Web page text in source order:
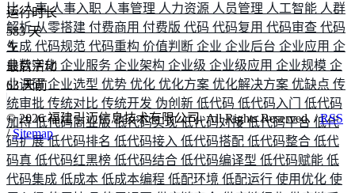
比人事人事入职 人事管理 人力资源 人员管理 人工智能 人群
解析从零搭建 付费商用 付费版 代码 代码复用 代码审查 代码
生成 代码规范 代码重构 价值判断 企业 企业后台 企业应用 企
业数字化 企业服务 企业架构 企业级 企业级应用 企业规模 企
业调研企业选型 优势 优化 优化方案 优化解决方案 优缺点 传
统审批 传统对比 传统开发 伪创新 低代码 低代码入门 低代码
加持低代码商业版低代码实现低代码对接低代码平台 低代
码扩展低代码排名 低代码接入 低代码搭配 低代码整合 低代
码真 低代码红黑榜 低代码结合 低代码编译型 低代码赋能 低
代码集成 低成本 低成本编程 低配环境 低配运行 使用优化 使
运行时长
583 天
最后活动
63 天前
©2026福建引迈信息技术有限公司. All Rights Reserved. /RSS
/Sitemap